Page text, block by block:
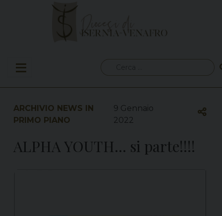
per:
ARCHIVIO NEWS IN
PRIMO PIANO
9 Gennaio
2022
ALPHA YOUTH… si parte!!!!